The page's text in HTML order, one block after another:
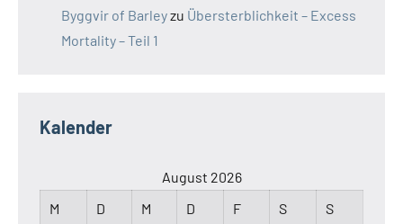
Byggvir of Barleyzu Übersterblichkeit – Excess
Mortality – Teil 1
Kalender
August 2026
M
D M D F S S